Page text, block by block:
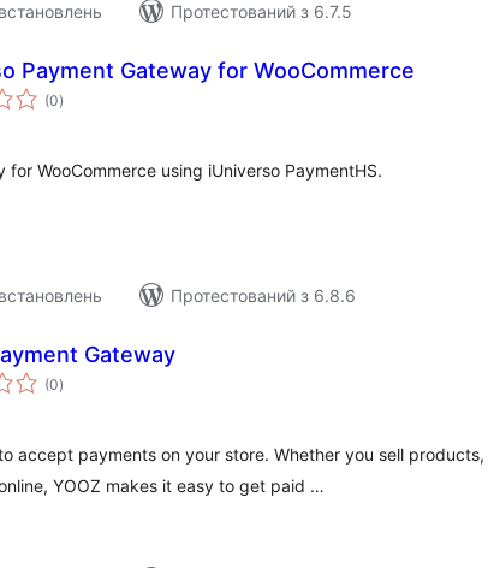
Протестований з 6.7.5
Payment Gateway for WooCommerce
(0загальний
рейтинг
)
WooCommerce using iUniverso PaymentHS.
Протестований з 6.8.6
Gateway
(0загальний
рейтинг
)
accept payments on your store. Whether you sell products,
YOOZ makes it easy to get paid …